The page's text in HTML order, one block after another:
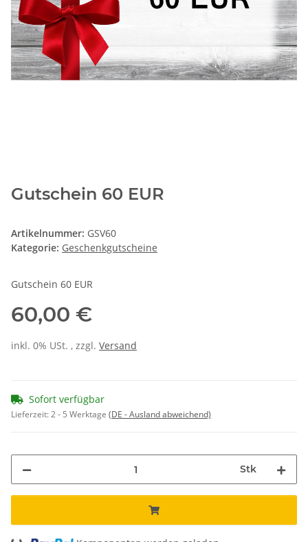
Gutschein 60 EUR
Artikelnummer: GSV60
Kategorie: Geschenkgutscheine
Gutschein 60 EUR
60,00 €
inkl. 0% USt. , zzgl. Versand
Sofort verfügbar
Lieferzeit:2 - 5 Werktage (DE - Ausland abweichend)
Stk